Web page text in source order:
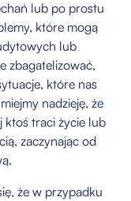
lub po prostu
które mogą
lub
zbagatelizować,
które nas
nadzieję, że
ktoś traci życie lub
zaczynając od
że w przypadku